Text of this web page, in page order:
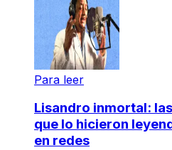
Para leer
Lisandro inmortal:
que lo hicieron
en redes